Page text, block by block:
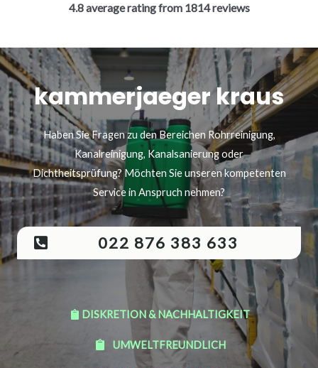
4.8 average rating from 1814 reviews
kammerjaeger kraus
Haben Sie Fragen zu den Bereichen Rohrreinigung,
Kanalreinigung, Kanalsanierung oder
Dichtheitsprüfung? Möchten Sie unseren kompetenten
Service in Anspruch nehmen?
022 876 383 633
DISKRETION & NACHHALTIGKEIT
UMWELTFREUNDLICH